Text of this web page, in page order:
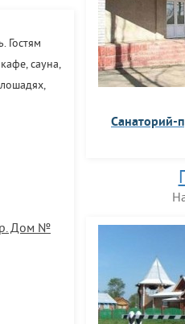
Гостям
сауна,
Дом №
Санаторий-